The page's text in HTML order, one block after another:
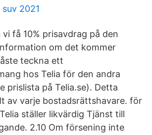
2021
vi få 10% prisavdrag på den
om det kommer
teckna ett
hos Telia för den andra
prislista på Telia.se). Detta
av varje bostadsrättshavare. för
ställer likvärdig Tjänst till
2.10 Om försening inte